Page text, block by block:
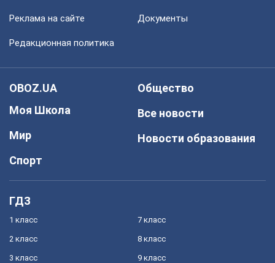
Реклама на сайте Документы
Редакционная политика
OBOZ.UA
Моя Школа
Мир
Спорт
Общество
Все новости
Новости образования
ГДЗ
1 класс
2 класс
3 класс
7 класс
8 класс
9 класс